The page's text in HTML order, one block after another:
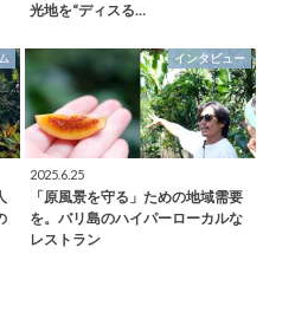
光地を“ディスる…
インタビュー
2025.6.25
「原風景を守る」ための地域需要
を。バリ島のハイパーローカルな
レストラン